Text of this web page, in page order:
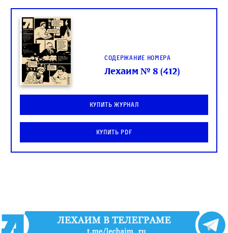
Содержание номера
Лехаим № 8 (412)
Купить журнал
Купить PDF